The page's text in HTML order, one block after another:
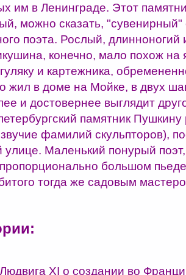
им в Ленинграде. Этот
можно сказать, "сувенирный"
поэта. Рослый, длинноногий
конечно, мало похож на
и картежника,
жил в доме на Мойке, в двух
и достовернее выглядит
памятник
фамилий скульпторов),
улице. Маленький понурый поэт,
большом
тогда же садовым
XI о создании во